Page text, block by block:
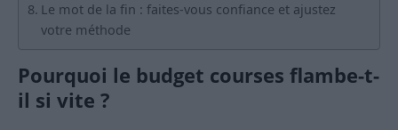
Le mot de la fin : faites-vous confiance et ajustez
votre méthode
Pourquoi le budget courses flambe-t-
il si vite ?